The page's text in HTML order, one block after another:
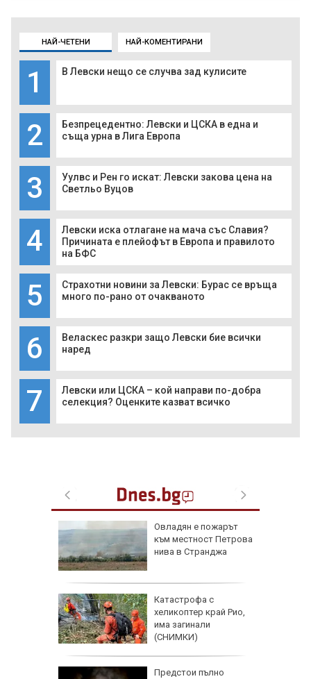
НАЙ-ЧЕТЕНИ НАЙ-КОМЕНТИРАНИ
1 В Левски нещо се случва зад кулисите
2
Безпрецедентно: Левски и ЦСКА в една и
съща урна в Лига Европа
3
Уулвс и Рен го искат: Левски закова цена на
Светльо Вуцов
4
Левски иска отлагане на мача със Славия?
Причината е плейофът в Европа и правилото
на БФС
5
Страхотни новини за Левски: Бурас се връща
много по-рано от очакваното
6
Веласкес разкри защо Левски бие всички
наред
7
Левски или ЦСКА – кой направи по-добра
селекция? Оценките казват всичко
Овладян е пожарът
към местност Петрова
нива в Странджа
Катастрофа с
хеликоптер край Рио,
има загинали
(СНИМКИ)
Предстои пълно